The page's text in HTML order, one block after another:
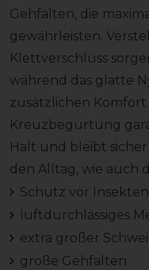
Gehfalten, die
gewährleisten.
Klettverschluss
während das glatte
zusätzlichen
Kreuzbegurtung
Halt und bleibt
den Alltag, wie auch
Schutz vor Insekten
luftdurchlässiges
extra großer
große Gehfalten